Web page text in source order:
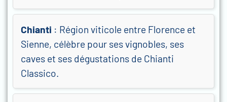
Chianti : Région viticole entre Florence et
Sienne, célèbre pour ses vignobles, ses
caves et ses dégustations de Chianti
Classico.